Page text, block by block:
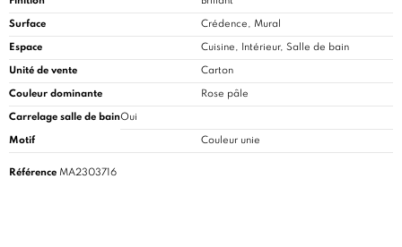
Surface Crédence, Mural
Espace Cuisine, Intérieur, Salle de bain
Unité de vente Carton
Couleur dominante Rose pâle
Carrelage salle de bainOui
Motif Couleur unie
Référence MA2303716